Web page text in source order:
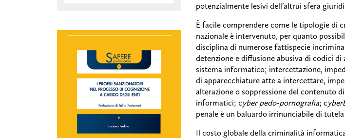
potenzialmente lesivi dell’altrui sfera
È facile comprendere come le tipologie di
nazionale è intervenuto, per quanto
disciplina di numerose fattispecie
detenzione e diffusione abusiva di codici
sistema informatico; intercettazione,
di apparecchiature atte a intercettare,
alterazione o soppressione del contenuto
informatici; cyber pedo-pornografia; c
penale è un baluardo irrinunciabile di
Il costo globale della criminalità